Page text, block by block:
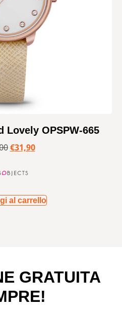
Lovely OPSPW-665
€31,90
al carrello
GRATUITA